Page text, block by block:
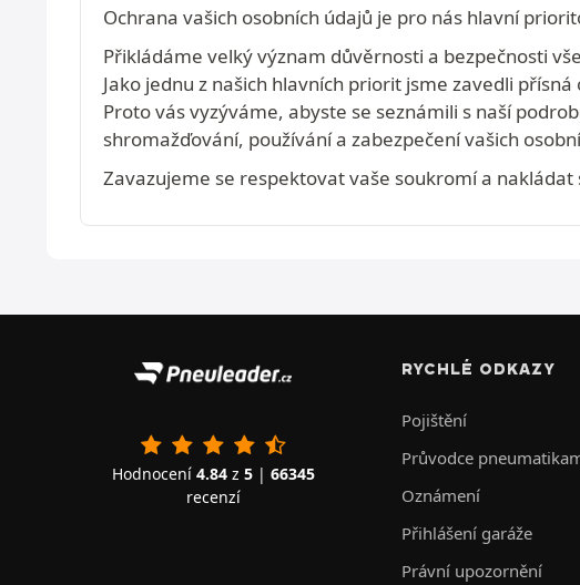
Ochrana vašich osobních údajů je pro nás hlavní
Přikládáme velký význam důvěrnosti a bezpečnosti
Jako jednu z našich hlavních priorit jsme zavedli
Proto vás vyzýváme, abyste se seznámili s naší
shromažďování, používání a zabezpečení vašich
Zavazujeme se respektovat vaše soukromí a nakládat
Hodnocení 4.84z 5| 66345
recenzí
RYCHLÉ ODKAZY
Pojištění
Průvodce
Oznámení
Přihlášení garáže
Právní upozornění